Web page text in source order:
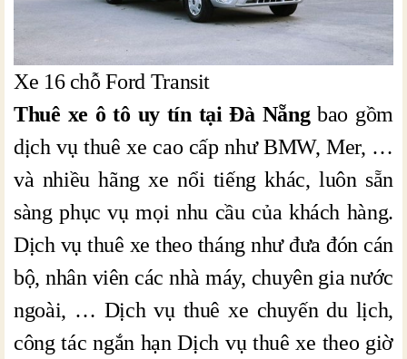
Xe 16 chỗ Ford Transit
Thuê xe ô tô uy tín tại Đà Nẵngbao gồm
dịch vụ thuê xe cao cấp như BMW, Mer, …
và nhiều hãng xe nổi tiếng khác, luôn sẵn
sàng phục vụ mọi nhu cầu của khách hàng.
Dịch vụ thuê xe theo tháng như đưa đón cán
bộ, nhân viên các nhà máy, chuyên gia nước
ngoài, … Dịch vụ thuê xe chuyến du lịch,
công tác ngắn hạn Dịch vụ thuê xe theo giờ